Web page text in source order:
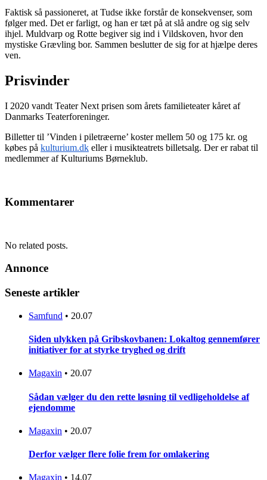
Faktisk så passioneret, at Tudse ikke forstår de konsekvenser, som
følger med. Det er farligt, og han er tæt på at slå andre og sig selv
ihjel. Muldvarp og Rotte begiver sig ind i Vildskoven, hvor den
mystiske Grævling bor. Sammen beslutter de sig for at hjælpe deres
ven.
Prisvinder
I 2020 vandt Teater Next prisen som årets familieteater kåret af
Danmarks Teaterforeninger.
Billetter til ’Vinden i piletræerne’ koster mellem 50 og 175 kr. og
købes på kulturium.dk eller i musikteatrets billetsalg. Der er rabat til
medlemmer af Kulturiums Børneklub.
Kommentarer
No related posts.
Annonce
Seneste artikler
Samfund • 20.07
Siden ulykken på Gribskovbanen: Lokaltog gennemfører
initiativer for at styrke tryghed og drift
Magaxin • 20.07
Sådan vælger du den rette løsning til vedligeholdelse af
ejendomme
Magaxin • 20.07
Derfor vælger flere folie frem for omlakering
Magaxin • 14.07